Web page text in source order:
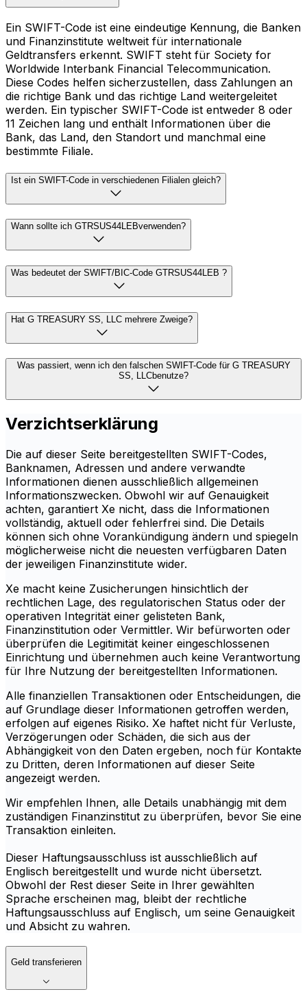
Ein SWIFT-Code ist eine eindeutige Kennung, die Banken
und Finanzinstitute weltweit für internationale
Geldtransfers erkennt. SWIFT steht für Society for
Worldwide Interbank Financial Telecommunication.
Diese Codes helfen sicherzustellen, dass Zahlungen an
die richtige Bank und das richtige Land weitergeleitet
werden. Ein typischer SWIFT-Code ist entweder 8 oder
11 Zeichen lang und enthält Informationen über die
Bank, das Land, den Standort und manchmal eine
bestimmte Filiale.
Ist ein SWIFT-Code in verschiedenen Filialen gleich?
Wann sollte ich GTRSUS44LEBverwenden?
Was bedeutet der SWIFT/BIC-Code GTRSUS44LEB ?
Hat G TREASURY SS, LLC mehrere Zweige?
Was passiert, wenn ich den falschen SWIFT-Code für G TREASURY
SS, LLCbenutze?
Verzichtserklärung
Die auf dieser Seite bereitgestellten SWIFT-Codes,
Banknamen, Adressen und andere verwandte
Informationen dienen ausschließlich allgemeinen
Informationszwecken. Obwohl wir auf Genauigkeit
achten, garantiert Xe nicht, dass die Informationen
vollständig, aktuell oder fehlerfrei sind. Die Details
können sich ohne Vorankündigung ändern und spiegeln
möglicherweise nicht die neuesten verfügbaren Daten
der jeweiligen Finanzinstitute wider.
Xe macht keine Zusicherungen hinsichtlich der
rechtlichen Lage, des regulatorischen Status oder der
operativen Integrität einer gelisteten Bank,
Finanzinstitution oder Vermittler. Wir befürworten oder
überprüfen die Legitimität keiner eingeschlossenen
Einrichtung und übernehmen auch keine Verantwortung
für Ihre Nutzung der bereitgestellten Informationen.
Alle finanziellen Transaktionen oder Entscheidungen, die
auf Grundlage dieser Informationen getroffen werden,
erfolgen auf eigenes Risiko. Xe haftet nicht für Verluste,
Verzögerungen oder Schäden, die sich aus der
Abhängigkeit von den Daten ergeben, noch für Kontakte
zu Dritten, deren Informationen auf dieser Seite
angezeigt werden.
Wir empfehlen Ihnen, alle Details unabhängig mit dem
zuständigen Finanzinstitut zu überprüfen, bevor Sie eine
Transaktion einleiten.
Dieser Haftungsausschluss ist ausschließlich auf
Englisch bereitgestellt und wurde nicht übersetzt.
Obwohl der Rest dieser Seite in Ihrer gewählten
Sprache erscheinen mag, bleibt der rechtliche
Haftungsausschluss auf Englisch, um seine Genauigkeit
und Absicht zu wahren.
Geld transferieren